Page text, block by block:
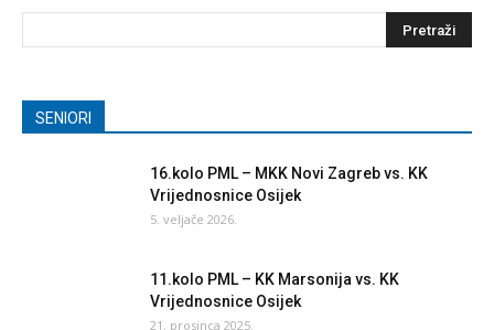
SENIORI
16.kolo PML – MKK Novi Zagreb vs. KK
Vrijednosnice Osijek
5. veljače 2026.
11.kolo PML – KK Marsonija vs. KK
Vrijednosnice Osijek
21. prosinca 2025.